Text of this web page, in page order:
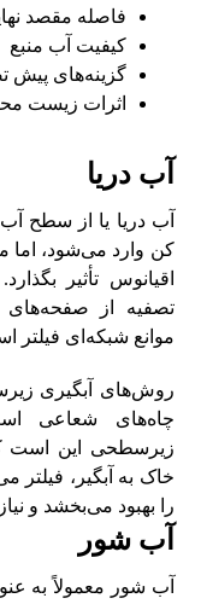
فاصله مقصد
کیفیت آب منبع
گزینه‌های پیش
اثرات زیست
آب دریا
آب دریا یا از سطح
کن وارد می‌شود،
اقیانوس تأثیر
تصفیه از
موانع شبکه‌ای فیلتر
روش‌های آبگیری
چاه‌های شعاعی
زیرسطحی این است
خاک به آبگیر، فیلتر
را بهبود می‌بخشد و
آب شور
آب شور معمولاً به